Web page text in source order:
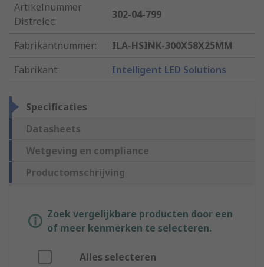
Artikelnummer
Distrelec:
302-04-799
Fabrikantnummer:
ILA-HSINK-300X58X25MM
Fabrikant: Intelligent LED Solutions
Specificaties
Datasheets
Wetgeving en compliance
Productomschrijving
Zoek vergelijkbare producten door een
of meer kenmerken te selecteren.
Alles selecteren